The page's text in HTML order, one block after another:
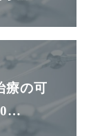
療の可